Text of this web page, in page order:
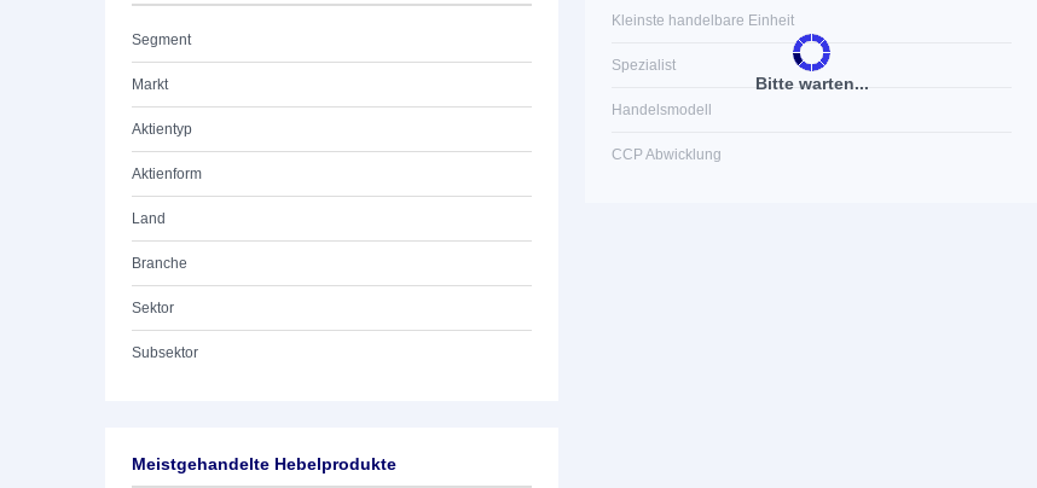
Segment
Markt
Aktientyp
Aktienform
Land
Branche
Sektor
Subsektor
Bitte warten...
Kleinste handelbare Einheit
Spezialist
Handelsmodell
CCP Abwicklung
Meistgehandelte Hebelprodukte